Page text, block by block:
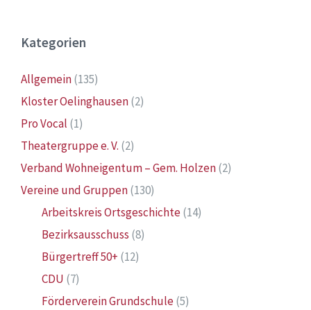
Kategorien
Allgemein(135)
Kloster Oelinghausen(2)
Pro Vocal (1)
Theatergruppe e. V. (2)
Verband Wohneigentum – Gem. Holzen(2)
Vereine und Gruppen(130)
Arbeitskreis Ortsgeschichte(14)
Bezirksausschuss (8)
Bürgertreff 50+ (12)
CDU (7)
Förderverein Grundschule(5)